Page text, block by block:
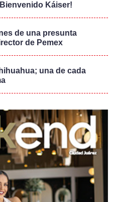
Káiser!
de una presunta
de Pemex
una de cada